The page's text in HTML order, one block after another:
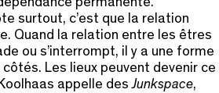
surtout, c’est que la relation
Quand la relation entre les êtres
ou s’interrompt, il y a une forme
Les lieux peuvent devenir ce
appelle desJunkspace,